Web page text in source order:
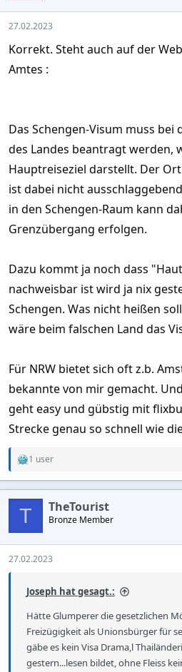
27.02.2023
Korrekt. Steht auch auf der
Amtes :
Das Schengen-Visum muss
des Landes beantragt werden,
Hauptreiseziel darstellt. Der
ist dabei nicht
in den Schengen-Raum kann
Grenzübergang erfolgen.
Dazu kommt ja noch dass
nachweisbar ist wird ja nix
Schengen. Was nicht heißen
wäre beim falschen Land das
Für NRW bietet sich oft z.b.
bekannte von mir gemacht.
geht easy und gübstig mit
Strecke genau so schnell wie
R
a
c
o
n
s
1 user
T TheTourist
Bronze Member
27.02.2023
Joseph hat gesagt.:
Hätte Glumperer die gesetzlichen
Freizügigkeit als Unionsbürger für
gäbe es kein Visa Drama,l
gestern...lesen bildet, ohne Fleiss